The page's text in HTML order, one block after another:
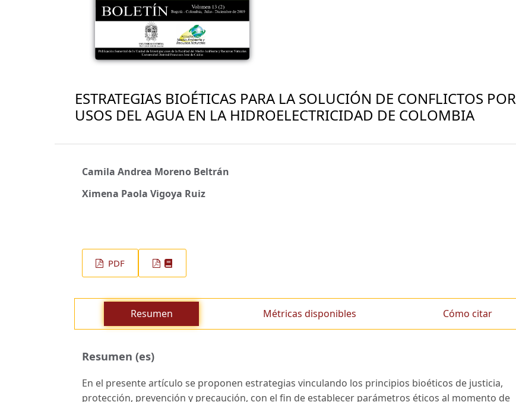
ESTRATEGIAS BIOÉTICAS PARA LA SOLUCIÓN DE CONFLICTOS POR
USOS DEL AGUA EN LA HIDROELECTRICIDAD DE COLOMBIA
Camila Andrea Moreno Beltrán
Ximena Paola Vigoya Ruiz
PDF
Resumen Métricas disponibles Cómo citar
Resumen (es)
En el presente artículo se proponen estrategias vinculando los principios bioéticos de justicia,
protección, prevención y precaución, con el fin de establecer parámetros éticos al momento de